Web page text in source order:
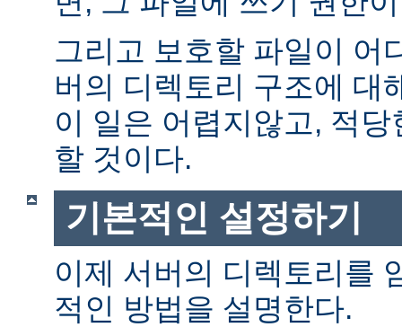
그리고 보호할 파일이 어
버의 디렉토리 구조에 대
이 일은 어렵지않고, 적
할 것이다.
기본적인 설정하기
이제 서버의 디렉토리를
적인 방법을 설명한다.